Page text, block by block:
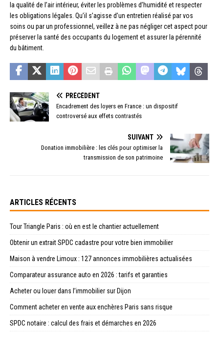
la qualité de l’air intérieur, éviter les problèmes d’humidité et respecter
les obligations légales. Qu’il s’agisse d’un entretien réalisé par vos
soins ou par un professionnel, veillez à ne pas négliger cet aspect pour
préserver la santé des occupants du logement et assurer la pérennité
du bâtiment.
PRÉCÉDENT
Encadrement des loyers en France : un dispositif
controversé aux effets contrastés
SUIVANT
Donation immobilière : les clés pour optimiser la
transmission de son patrimoine
ARTICLES RÉCENTS
Tour Triangle Paris : où en est le chantier actuellement
Obtenir un extrait SPDC cadastre pour votre bien immobilier
Maison à vendre Limoux : 127 annonces immobilières actualisées
Comparateur assurance auto en 2026 : tarifs et garanties
Acheter ou louer dans l’immobilier sur Dijon
Comment acheter en vente aux enchères Paris sans risque
SPDC notaire : calcul des frais et démarches en 2026